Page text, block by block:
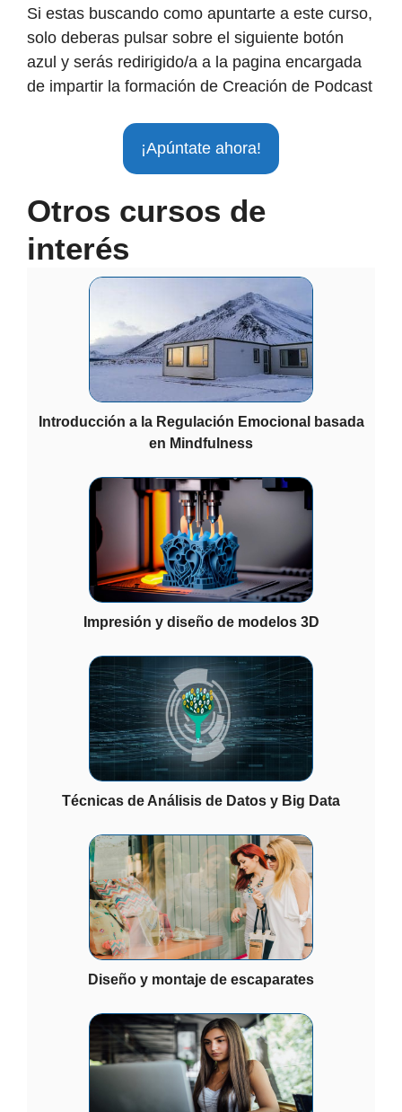
Si estas buscando como apuntarte a este curso,
solo deberas pulsar sobre el siguiente botón
azul y serás redirigido/a a la pagina encargada
de impartir la formación de Creación de Podcast
¡Apúntate ahora!
Otros cursos de
interés
Introducción a la Regulación Emocional basada
en Mindfulness
Impresión y diseño de modelos 3D
Técnicas de Análisis de Datos y Big Data
Diseño y montaje de escaparates